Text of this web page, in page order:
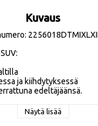
Kuvaus
ja kiihdytyksessä
edeltäjäänsä.
Näytä lisää